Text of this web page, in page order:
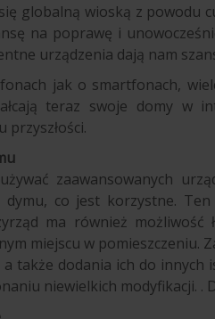
globalną wioską z powodu
na poprawę i
urządzenia dają nam
jak o smartfonach,
teraz swoje domy
przyszłości.
zaawansowanych
co jest korzystne.
ma również
miejscu w pomieszczeniu.
a także dodania ich do
niewielkich modyfikacji. .